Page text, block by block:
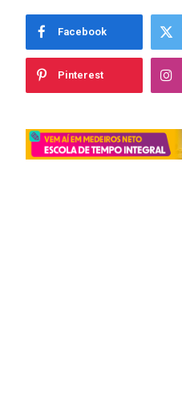
Facebook
Pinterest